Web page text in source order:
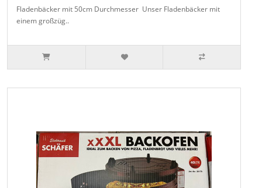
Fladenbäcker mit 50cm Durchmesser Unser Fladenbäcker mit
einem großzüg..